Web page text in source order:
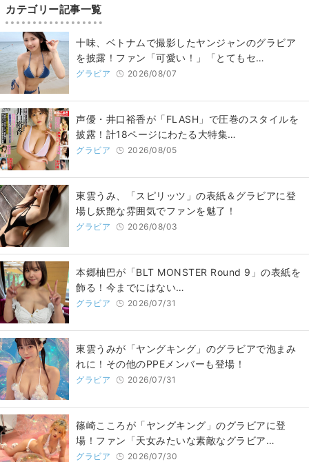
カテゴリー記事一覧
十味、ベトナムで撮影したヤンジャンのグラビア
を披露！ファン「可愛い！」「とてもセ…
グラビア 2026/08/07
声優・井口裕香が「FLASH」で圧巻のスタイルを
披露！計18ページにわたる大特集…
グラビア 2026/08/05
東雲うみ、「スピリッツ」の表紙＆グラビアに登
場し妖艶な雰囲気でファンを魅了！
グラビア 2026/08/03
本郷柚巴が「BLT MONSTER Round 9」の表紙を
飾る！今までにはない…
グラビア 2026/07/31
東雲うみが「ヤングキング」のグラビアで泡まみ
れに！その他のPPEメンバーも登場！
グラビア 2026/07/31
篠崎こころが「ヤングキング」のグラビアに登
場！ファン「天女みたいな素敵なグラビア…
グラビア 2026/07/30